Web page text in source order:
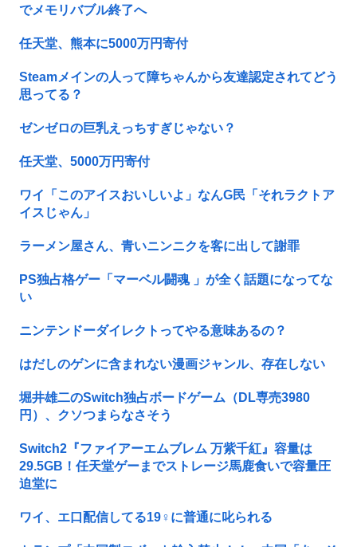
でメモリバブル終了へ
任天堂、熊本に5000万円寄付
Steamメインの人って障ちゃんから友達認定されてどう
思ってる？
ゼンゼロの巨乳えっちすぎじゃない？
任天堂、5000万円寄付
ワイ「このアイスおいしいよ」なんG民「それラクトア
イスじゃん」
ラーメン屋さん、青いニンニクを客に出して謝罪
PS独占格ゲー「マーベル闘魂 」が全く話題になってな
い
ニンテンドーダイレクトってやる意味あるの？
はだしのゲンに含まれない漫画ジャンル、存在しない
堀井雄二のSwitch独占ボードゲーム（DL専売3980
円）、クソつまらなさそう
Switch2『ファイアーエムブレム 万紫千紅』容量は
29.5GB！任天堂ゲーまでストレージ馬鹿食いで容量圧
迫堂に
ワイ、エ口配信してる19♀に普通に叱られる